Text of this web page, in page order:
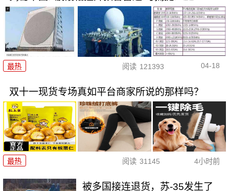
最热 阅读 121393 04-18
双十一现货专场真如平台商家所说的那样吗？
最热 阅读 31145 4小时前
被多国接连退货，苏-35发生了